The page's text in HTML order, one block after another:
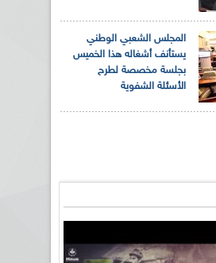
المجلس الشعبي الوطني
يستأنف أشغاله هذا الخميس
بجلسة مخصصة لطرح
الأسئلة الشفوية